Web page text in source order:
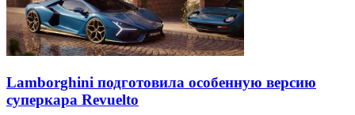
Lamborghini подготовила особенную версию
суперкара Revuelto